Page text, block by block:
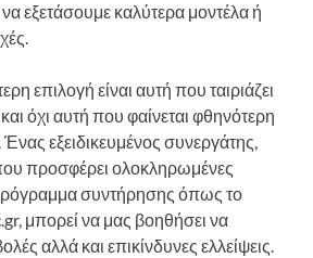
να εξετάσουμε καλύτερα μοντέλα ή
επιλογή είναι αυτή που ταιριάζει
όχι αυτή που φαίνεται φθηνότερη
εξειδικευμένος συνεργάτης,
προσφέρει ολοκληρωμένες
συντήρησης όπως το
μπορεί να μας βοηθήσει να
αλλά και επικίνδυνες ελλείψεις.